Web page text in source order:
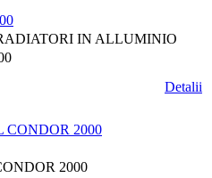
IN ALLUMINIO
Detalii
CONDOR 2000
2000